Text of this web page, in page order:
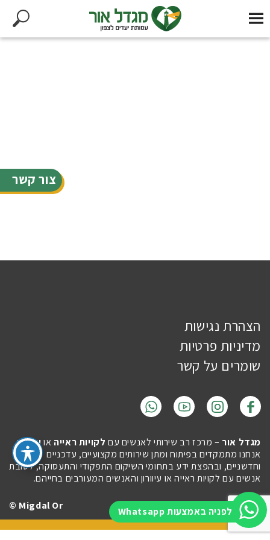
צור קשר
לפניה באמצעות Whatsapp
הצהרת נגישות
מדיניות פרטיות
שומרים על קשר
מגדל אור – מרכז רב שירותי לאנשים עם לקויות ראייה אועיוורון.
אנחנו מתמקדים בפיתוח ומתן שירותים מקצועיים, עדכניים
וחדשניים, ובהפצת ידע בתחומי השיקום התפקודי והתעסוקה, לטובת
אנשים עם לקויות ראייה או עיוורון והאנשים המעורבים בחייהם.
Imaginet
Migdal Or ©